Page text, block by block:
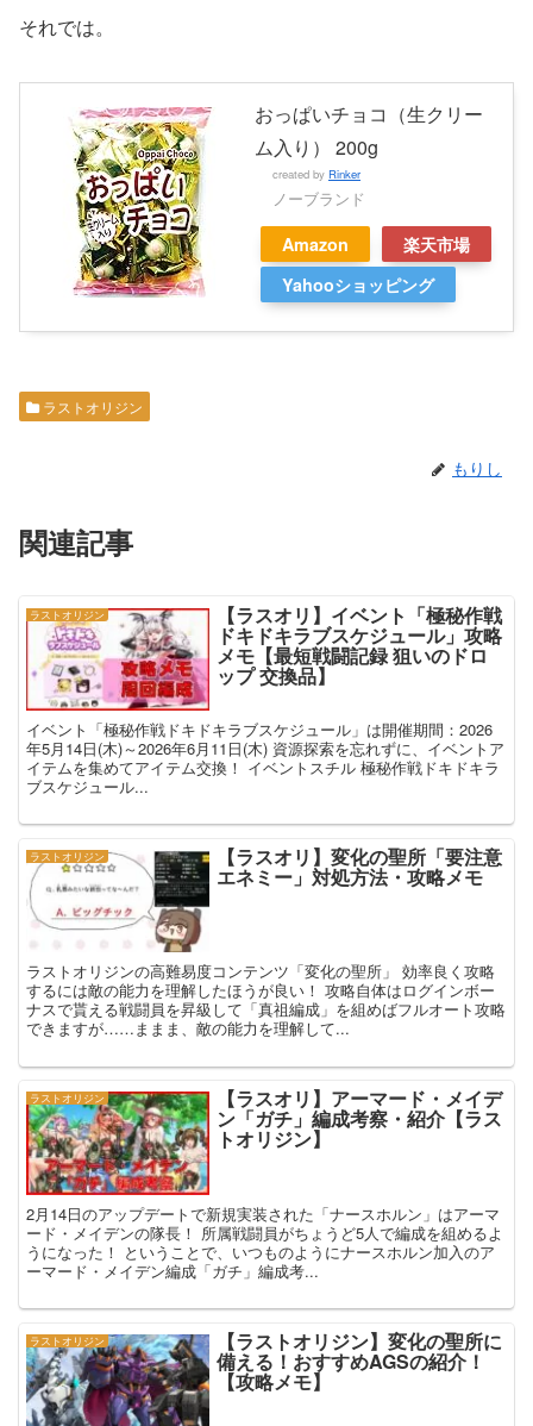
それでは。
おっぱいチョコ（生クリー
ム入り） 200g
created by Rinker
ノーブランド
Amazon
楽天市場
Yahooショッピング
ラストオリジン
もりし
関連記事
ラストオリジン 【ラスオリ】イベント「極秘作戦
ドキドキラブスケジュール」攻略
メモ【最短戦闘記録 狙いのドロ
ップ 交換品】
イベント「極秘作戦ドキドキラブスケジュール」は開催期間：2026
年5月14日(木)～2026年6月11日(木) 資源探索を忘れずに、イベントア
イテムを集めてアイテム交換！ イベントスチル 極秘作戦ドキドキラ
ブスケジュール...
ラストオリジン 【ラスオリ】変化の聖所「要注意
エネミー」対処方法・攻略メモ
ラストオリジンの高難易度コンテンツ「変化の聖所」 効率良く攻略
するには敵の能力を理解したほうが良い！ 攻略自体はログインボー
ナスで貰える戦闘員を昇級して「真祖編成」を組めばフルオート攻略
できますが……ままま、敵の能力を理解して...
ラストオリジン 【ラスオリ】アーマード・メイデ
ン「ガチ」編成考察・紹介【ラス
トオリジン】
2月14日のアップデートで新規実装された「ナースホルン」はアーマ
ード・メイデンの隊長！ 所属戦闘員がちょうど5人で編成を組めるよ
うになった！ ということで、いつものようにナースホルン加入のア
ーマード・メイデン編成「ガチ」編成考...
ラストオリジン 【ラストオリジン】変化の聖所に
備える！おすすめAGSの紹介！
【攻略メモ】